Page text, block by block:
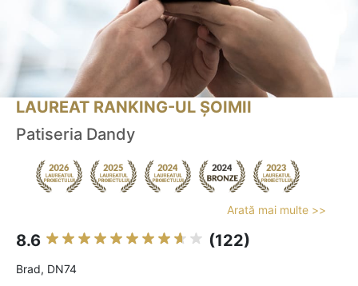
LAUREAT RANKING-UL ȘOIMII
Patiseria Dandy
Arată mai multe >>
8.6 (122)
Brad, DN74